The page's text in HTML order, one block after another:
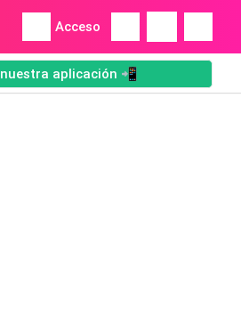
Acceso
aplicación 📲